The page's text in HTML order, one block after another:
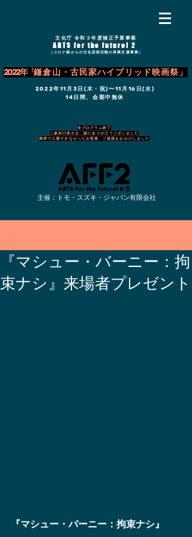
文化庁 令和３年度補正予算事業
ARTS for the future! 2
（コロナ禍からの文化芸術活動の再興支援事業）
2022年「鎌倉山・古民家ハイブリッド映画祭」
2022年11月3日(木・祝)〜11月16日(水)
14日間、会期中無休
全プログラム終了
ご参加の皆さま、誠にありがとうございました
満席で入場できなかったお客様、ご迷惑をおかけしました
主催：トモ・スズキ・ジャパン有限会社
『マシュー・バーニー：拘
束ナシ』来場者プレゼント
『マシュー・バーニー：拘束ナシ』